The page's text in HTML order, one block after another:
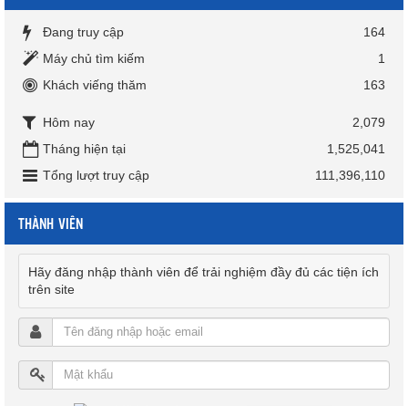
Đang truy cập
164
Máy chủ tìm kiếm
1
Khách viếng thăm
163
Hôm nay
2,079
Tháng hiện tại
1,525,041
Tổng lượt truy cập
111,396,110
THÀNH VIÊN
Hãy đăng nhập thành viên để trải nghiệm đầy đủ các tiện ích
trên site